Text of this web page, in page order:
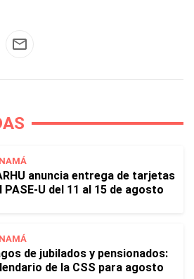
anuncia entrega de tarjetas
PASE-U del 11 al 15 de agosto
de jubilados y pensionados:
de la CSS para agosto